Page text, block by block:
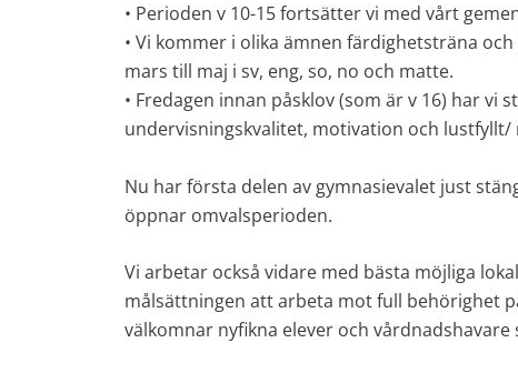
• Perioden v 10-15 fortsätter vi med vårt
• Vi kommer i olika ämnen färdighetsträna
mars till maj i sv, eng, so, no och matte.
• Fredagen innan påsklov (som är v 16) har vi
undervisningskvalitet, motivation och lustfyllt/
Nu har första delen av gymnasievalet just
öppnar omvalsperioden.
Vi arbetar också vidare med bästa möjliga
målsättningen att arbeta mot full behörighet
välkomnar nyfikna elever och